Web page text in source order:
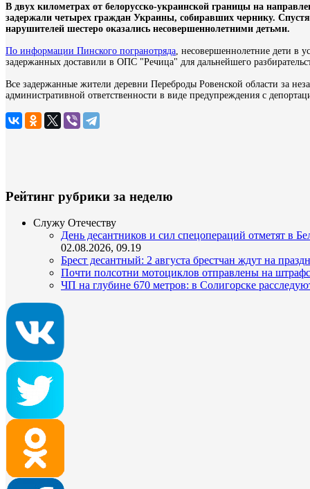
В двух километрах от белорусско-украинской границы на
задержали четырех граждан Украины, собиравших чернику.
нарушителей шестеро оказались несовершеннолетними детьми.
По информации Пинского погранотряда , несовершеннолетние дети в
задержанных доставили в ОПС "Речица" для дальнейшего
Все задержанные жители деревни Переброды Ровенской области за
административной ответственности в виде предупреждения с
Рейтинг рубрики за неделю
Служу Отечеству
День десантников и сил спецопераций отметят в
02.08.2026, 09.19
Брест десантный: 2 августа брестчан ждут на
Почти полсотни мотоциклов отправлены на
ЧП на глубине 670 метров: в Солигорске